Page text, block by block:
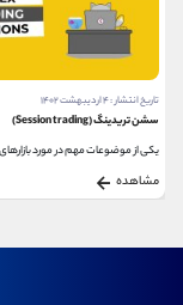
تاریخ انتشار : ۲ اردیبهشت ۱۴۰۳
تست نت Goerli و Sepolia
مشاهده